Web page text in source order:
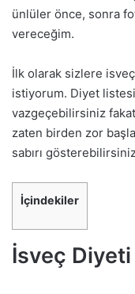
ünlüler önce, sonra
vereceğim.
İlk olarak sizlere isveç
istiyorum. Diyet
vazgeçebilirsiniz
zaten birden zor
sabırı
İçindekiler
İsveç Diyeti